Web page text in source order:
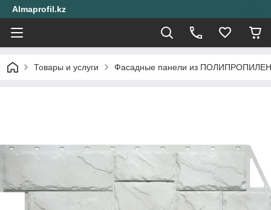
Almaprofil.kz
Товары и услуги Фасадные панели из